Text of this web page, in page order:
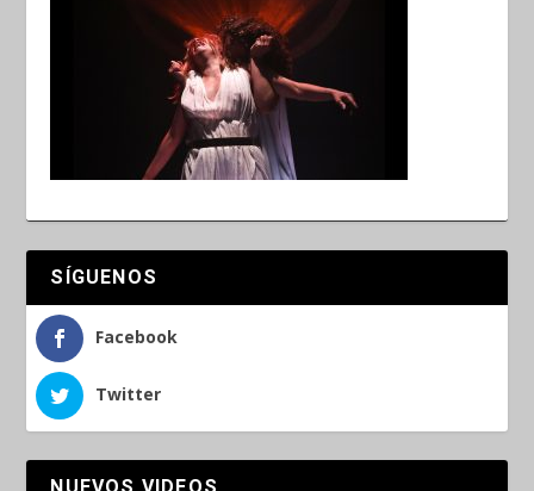
SÍGUENOS
Facebook
Twitter